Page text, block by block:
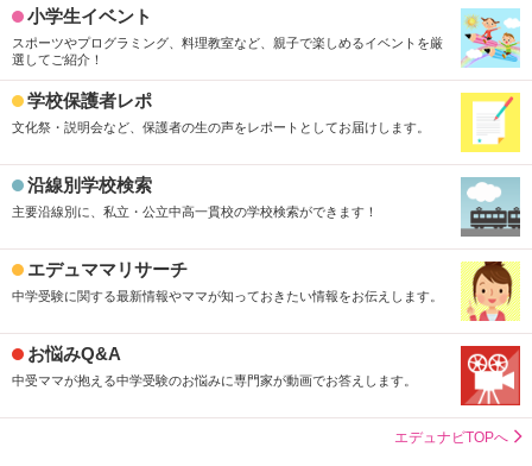
小学生イベント
スポーツやプログラミング、料理教室など、親子で楽しめるイベントを厳
選してご紹介！
学校保護者レポ
文化祭・説明会など、保護者の生の声をレポートとしてお届けします。
沿線別学校検索
主要沿線別に、私立・公立中高一貫校の学校検索ができます！
エデュママリサーチ
中学受験に関する最新情報やママが知っておきたい情報をお伝えします。
お悩みQ&A
中受ママが抱える中学受験のお悩みに専門家が動画でお答えします。
エデュナビTOPへ